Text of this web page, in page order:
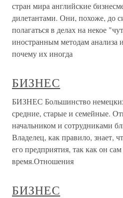
стран мира английские
дилетантами. Они, похоже, до
полагаться в делах на некое
иностранным методам анализа
почему их иногда
БИЗНЕС
БИЗНЕС Большинство
средние, старые и семейные.
начальником и сотрудниками
Владелец, как правило, знает,
его предприятия, так как он
время.Отношения
БИЗНЕС